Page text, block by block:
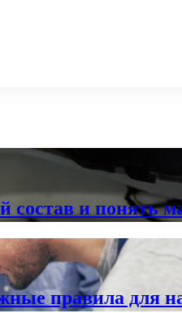
состав и понять
правила для